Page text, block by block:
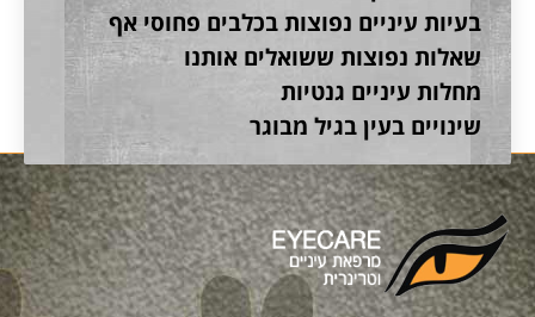
בעיות עיניים נפוצות בכלבים פחוסי אף
שאלות נפוצות ששואלים אותנו
מחלות עיניים גנטיות
שינויים בעין בגיל מבוגר